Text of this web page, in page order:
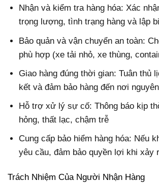
Nhận và kiểm tra hàng hóa: Xác
trọng lượng, tình trạng hàng và lập
Bảo quản và vận chuyển an toàn:
phù hợp (xe tải nhỏ, xe thùng,
Giao hàng đúng thời gian: Tuân thủ
kết và đảm bảo hàng đến nơi
Hỗ trợ xử lý sự cố: Thông báo kịp
hỏng, thất lạc, chậm trễ
Cung cấp bảo hiểm hàng hóa: Nếu
yêu cầu, đảm bảo quyền lợi khi xảy
Trách Nhiệm Của Người Nhận Hàng